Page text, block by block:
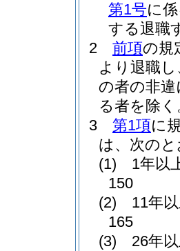
第1号に
する退職
2
前項の規
より退職
の者の非
る者を除く
3
第1項に
は、次の
(1)
1年以
150
(2)
11年
165
(3)
26年